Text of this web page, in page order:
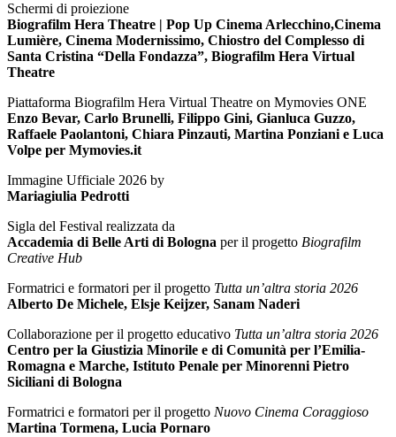
Schermi di proiezione
Biografilm Hera Theatre | Pop Up Cinema Arlecchino,Cinema
Lumière, Cinema Modernissimo, Chiostro del Complesso di
Santa Cristina “Della Fondazza”, Biografilm Hera Virtual
Theatre
Piattaforma Biografilm Hera Virtual Theatre on Mymovies ONE
Enzo Bevar, Carlo Brunelli, Filippo Gini, Gianluca Guzzo,
Raffaele Paolantoni, Chiara Pinzauti, Martina Ponziani e Luca
Volpe per Mymovies.it
Immagine Ufficiale 2026 by
Mariagiulia Pedrotti
Sigla del Festival realizzata da
Accademia di Belle Arti di Bologna per il progetto Biografilm
Creative Hub
Formatrici e formatori per il progetto Tutta un’altra storia 2026
Alberto De Michele, Elsje Keijzer, Sanam Naderi
Collaborazione per il progetto educativo Tutta un’altra storia 2026
Centro per la Giustizia Minorile e di Comunità per l’Emilia-
Romagna e Marche, Istituto Penale per Minorenni Pietro
Siciliani di Bologna
Formatrici e formatori per il progetto Nuovo Cinema Coraggioso
Martina Tormena, Lucia Pornaro